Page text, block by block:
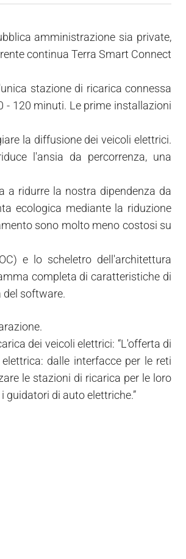
amministrazione sia private,
continua Terra Smart Connect
stazione di ricarica connessa
- 120 minuti. Le prime installazioni
la diffusione dei veicoli elettrici.
l'ansia da percorrenza, una
a ridurre la nostra dipendenza da
ecologica mediante la riduzione
sono molto meno costosi su
e lo scheletro dell'architettura
completa di caratteristiche di
del software.
dei veicoli elettrici: “L'offerta di
dalle interfacce per le reti
le stazioni di ricarica per le loro
guidatori di auto elettriche.”